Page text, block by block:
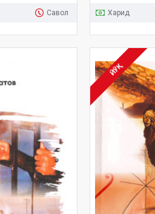
Савол Харид
ЙЎҚ